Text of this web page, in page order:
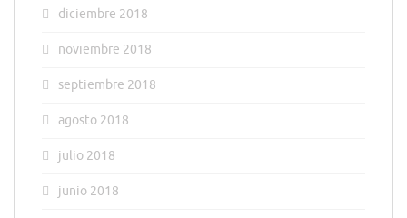
diciembre 2018
noviembre 2018
septiembre 2018
agosto 2018
julio 2018
junio 2018